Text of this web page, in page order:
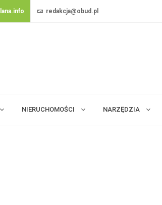
redakcja@obud.pl
NIERUCHOMOŚCI NARZĘDZIA